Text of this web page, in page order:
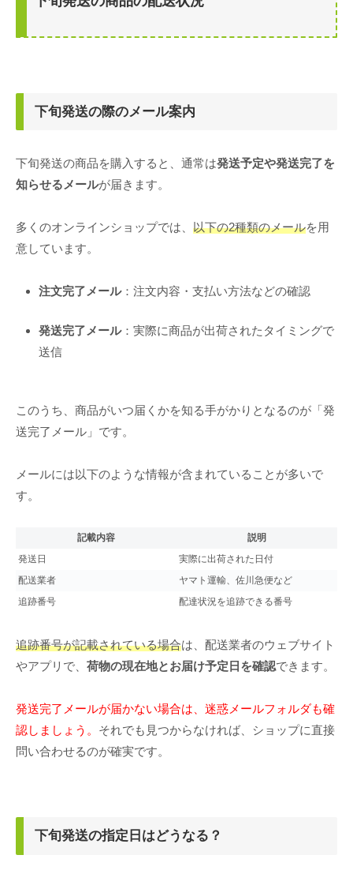
下旬発送の際のメール案内
下旬発送の商品を購入すると、通常は発送予定や発送完了を
知らせるメールが届きます。
多くのオンラインショップでは、 以下の2種類のメールを用
意しています。
注文完了メール：注文内容・支払い方法などの確認
発送完了メール：実際に商品が出荷されたタイミングで
送信
このうち、商品がいつ届くかを知る手がかりとなるのが「発
送完了メール」です。
メールには以下のような情報が含まれていることが多いで
す。
記載内容
説明
発送日
実際に出荷された日付
配送業者
ヤマト運輸、佐川急便など
追跡番号
配達状況を追跡できる番号
追跡番号が記載されている場合は、配送業者のウェブサイト
やアプリで、 荷物の現在地とお届け予定日を確認できます。
発送完了メールが届かない場合は、迷惑メールフォルダも確
認しましょう。 それでも見つからなければ、ショップに直接
問い合わせるのが確実です。
下旬発送の指定日はどうなる？